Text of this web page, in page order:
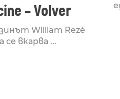
– Volver
William Rezé
се вкарва ...